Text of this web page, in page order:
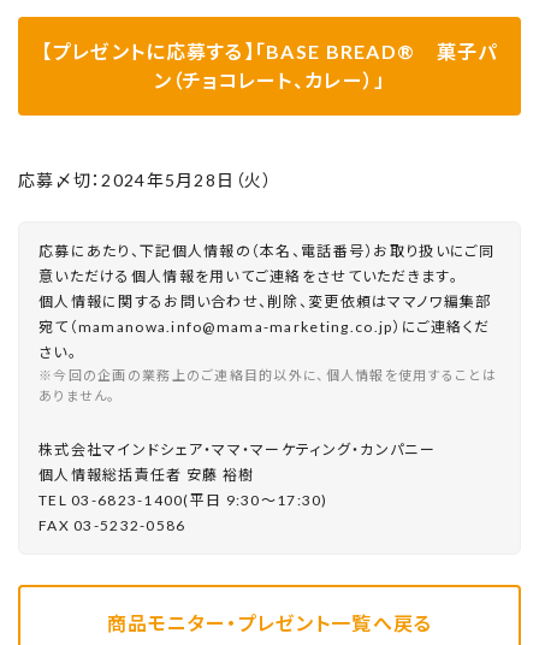
【プレゼントに応募する】「BASE BREAD® 菓子パ
ン（チョコレート、カレー）」
応募〆切：2024年5月28日（火）
応募にあたり、下記個人情報の（本名、電話番号）お取り扱いにご同
意いただける個人情報を用いてご連絡をさせていただきます。
個人情報に関するお問い合わせ、削除、変更依頼はママノワ編集部
宛て（mamanowa.info@mama-marketing.co.jp）にご連絡くだ
さい。
※今回の企画の業務上のご連絡目的以外に、個人情報を使用することは
ありません。
株式会社マインドシェア・ママ・マーケティング・カンパニー
個⼈情報総括責任者 安藤 裕樹
TEL 03-6823-1400(平⽇ 9:30〜17:30)
FAX 03-5232-0586
商品モニター・プレゼント一覧へ戻る